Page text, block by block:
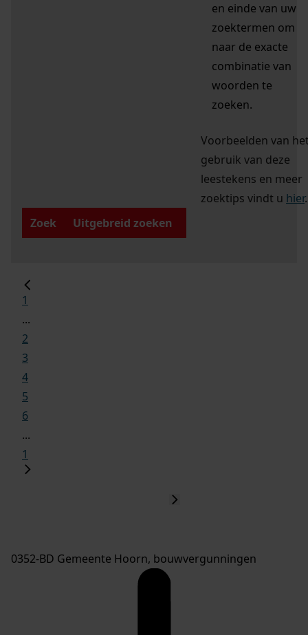
en einde van uw
zoektermen om
naar de exacte
combinatie van
woorden te
zoeken.
Voorbeelden van
gebruik van deze
leestekens en meer
zoektips vindt u hier.
Zoek
Uitgebreid zoeken
1
...
2
3
4
5
6
...
1
0352-BD Gemeente Hoorn, bouwvergunningen